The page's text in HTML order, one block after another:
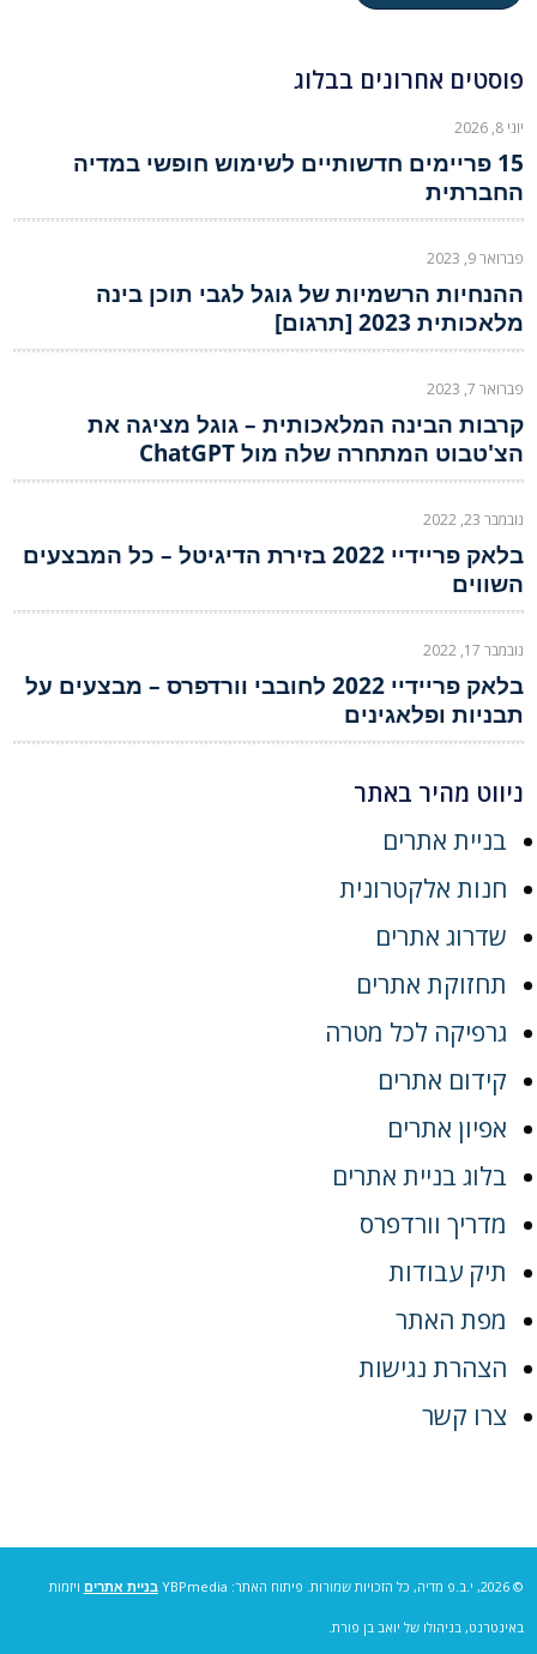
פוסטים אחרונים בבלוג
יוני 8, 2026
15 פריימים חדשותיים לשימוש חופשי במדיה
החברתית
פברואר 9, 2023
ההנחיות הרשמיות של גוגל לגבי תוכן בינה
מלאכותית 2023 [תרגום]
פברואר 7, 2023
קרבות הבינה המלאכותית – גוגל מציגה את
הצ'טבוט המתחרה שלה מול ChatGPT
נובמבר 23, 2022
בלאק פריידיי 2022 בזירת הדיגיטל – כל המבצעים
השווים
נובמבר 17, 2022
בלאק פריידיי 2022 לחובבי וורדפרס – מבצעים על
תבניות ופלאגינים
ניווט מהיר באתר
בניית אתרים
חנות אלקטרונית
שדרוג אתרים
תחזוקת אתרים
גרפיקה לכל מטרה
קידום אתרים
אפיון אתרים
בלוג בניית אתרים
מדריך וורדפרס
תיק עבודות
מפת האתר
הצהרת נגישות
צרו קשר
© 2026, י.ב.פ מדיה, כל הזכויות שמורות. פיתוח האתר: YBPmedia בניית אתרים ויזמות
באינטרנט, בניהולו של יואב בן פורת.